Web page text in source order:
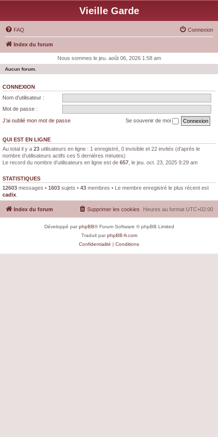
Vieille Garde
FAQ Connexion
Index du forum
Nous sommes le jeu. août 06, 2026 1:58 am
Aucun forum.
CONNEXION
Nom d’utilisateur :
Mot de passe :
J’ai oublié mon mot de passe
Se souvenir de moi
QUI EST EN LIGNE
Au total il y a 23 utilisateurs en ligne : 1 enregistré, 0 invisible et 22 invités (d’après le
nombre d’utilisateurs actifs ces 5 dernières minutes)
Le record du nombre d’utilisateurs en ligne est de 657 , le jeu. oct. 23, 2025 9:29 am
STATISTIQUES
12603 messages • 1603 sujets • 43 membres • Le membre enregistré le plus récent est
cadix
Index du forum Heures au format UTC+02:00
Supprimer les cookies
Développé parphpBB® Forum Software © phpBB Limited
Traduit parphpBB-fr.com
Confidentialité | Conditions